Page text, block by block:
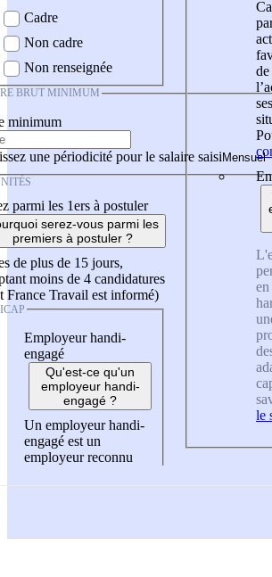
Cadre
Non cadre
Non renseignée
BRUT MINIMUM
minimum
une périodicité pour le salaire saisi
parmi les 1ers à postuler
serez-vous parmi les
premiers à postuler ?
de plus de 15 jours,
moins de 4 candidatures
France Travail est informé)
Employeur handi-
engagé
Qu'est-ce qu'un
employeur handi-
engagé ?
Un employeur handi-
engagé est un
employeur reconnu
le